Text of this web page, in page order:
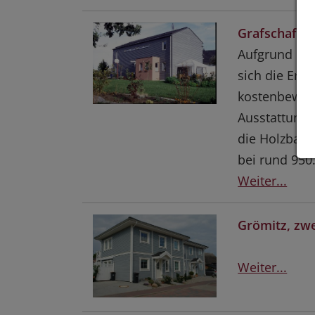
Grafschaft-
Aufgrund
sich die
Ausstattung
die
bei rund
Weiter...
Grömitz,
Weiter...